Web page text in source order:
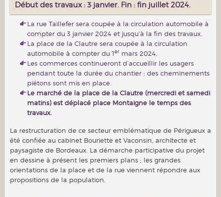
Début des travaux : 3 janvier. Fin : fin juillet 2024.
La rue Taillefer sera coupée à la circulation automobile à
compter du 3 janvier 2024 et jusqu’à la fin des travaux.
La place de la Clautre sera coupée à la circulation
automobile à compter du 1er mars 2024.
Les commerces continueront d’accueillir les usagers
pendant toute la durée du chantier : des cheminements
piétons sont mis en place.
Le marché de la place de la Clautre (mercredi et samedi
matins) est déplacé place Montaigne le temps des
travaux.
La restructuration de ce secteur emblématique de Périgueux a
été confiée au cabinet Bouriette et Vaconsin, architecte et
paysagiste de Bordeaux. La démarche participative du projet
en dessine à présent les premiers plans ; les grandes
orientations de la place et de la rue viennent répondre aux
propositions de la population.